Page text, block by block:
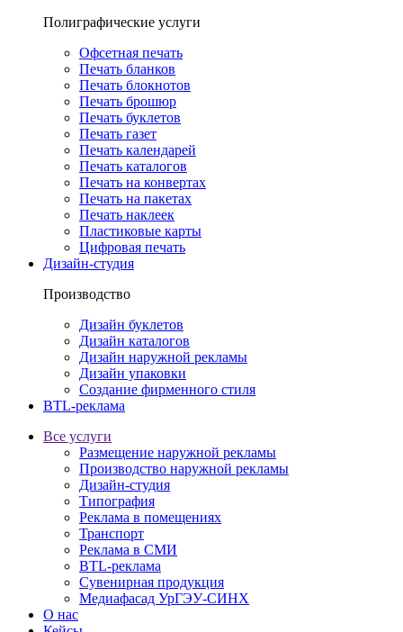
Полиграфические услуги
Офсетная печать
Печать бланков
Печать блокнотов
Печать брошюр
Печать буклетов
Печать газет
Печать календарей
Печать каталогов
Печать на конвертах
Печать на пакетах
Печать наклеек
Пластиковые карты
Цифровая печать
Дизайн-студия
Производство
Дизайн буклетов
Дизайн каталогов
Дизайн наружной рекламы
Дизайн упаковки
Создание фирменного стиля
BTL-реклама
Все услуги
Размещение наружной рекламы
Производство наружной рекламы
Дизайн-студия
Типография
Реклама в помещениях
Транспорт
Реклама в СМИ
BTL-реклама
Сувенирная продукция
Медиафасад УрГЭУ-СИНХ
О нас